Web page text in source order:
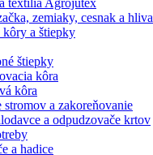
zemiaky, cesnak a hliva
a štiepky
štiepky
kôra
kôra
stromov a zakoreňovanie
a odpudzovače krtov
a hadice